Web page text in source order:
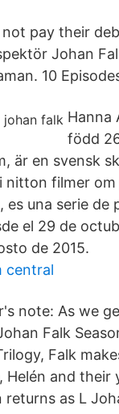
pay their
Johan
10
Hanna
född
är en svensk
nitton filmer om
es una serie de
el 29 de
de 2015.
central
note: As we
Falk
Falk
and their
returns as L